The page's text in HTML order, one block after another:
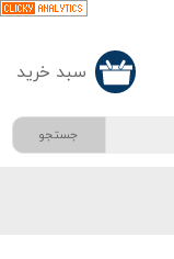
جستجو
سبد خرید